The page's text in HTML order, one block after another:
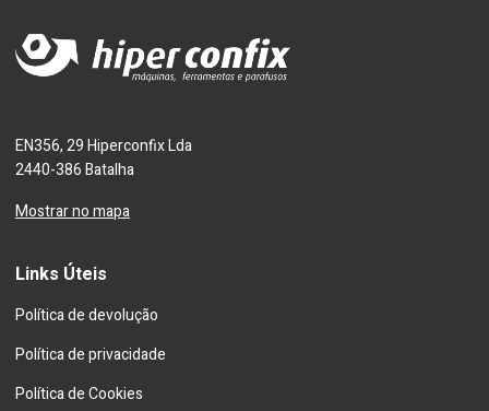
EN356, 29 Hiperconfix Lda
2440-386 Batalha
Mostrar no mapa
Links Úteis
Política de devolução
Política de privacidade
Política de Cookies